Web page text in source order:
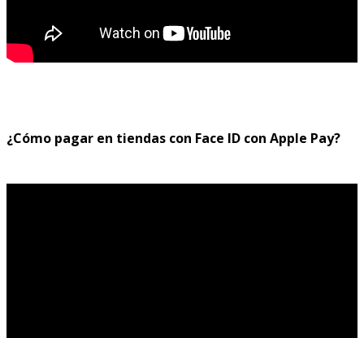
¿Cómo pagar en tiendas con Face ID con Apple Pay?